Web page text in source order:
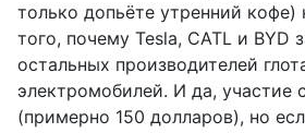
только допьёте утренний кофе)
того, почему Tesla, CATL и BYD
остальных производителей
электромобилей. И да, участие
(примерно 150 долларов), но